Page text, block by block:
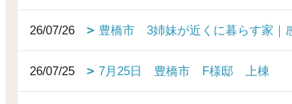
26/07/26 豊橋市 3姉妹が近くに暮らす家｜
26/07/25 7月25日 豊橋市 F様邸 上棟